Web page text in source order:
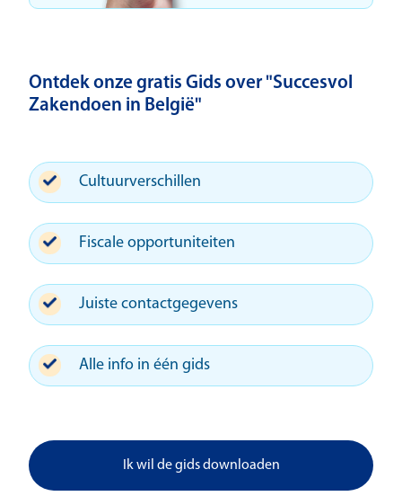
Ontdek onze gratis Gids over "Succesvol
Zakendoen in België"
Cultuurverschillen
Fiscale opportuniteiten
Juiste contactgegevens
Alle info in één gids
Ik wil de gids downloaden